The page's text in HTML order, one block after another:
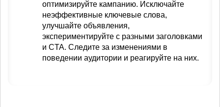
оптимизируйте кампанию. Исключайте
неэффективные ключевые слова,
улучшайте объявления,
экспериментируйте с разными заголовками
и CTA. Следите за изменениями в
поведении аудитории и реагируйте на них.